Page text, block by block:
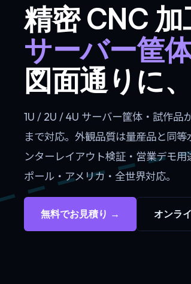
精密 CNC
サーバー筐
図面通りに
1U / 2U / 4U サーバー筐体・試作品
まで対応。外観品質は量産品と同
ンターレイアウト検証・営業デモ
ポール・アメリカ・全世界対応。
無料でお見積り → オンラ